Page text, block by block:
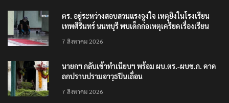
ตร. อยู่ระหว่างสอบสวนแรงจูงใจ เหตุยิงในโรงเรียน
เทพศิรินทร์ นนทบุรี พบเด็กก่อเหตุเครียดเรื่องเรียน
7 สิงหาคม 2026
นายกฯ กลับเข้าทำเนียบฯ พร้อม ผบ.ตร.-ผบช.ก. คาด
ถกปราบปรามอาวุธปืนเถื่อน
7 สิงหาคม 2026